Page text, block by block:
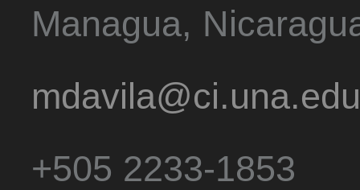
Managua,
+505 2233-1853